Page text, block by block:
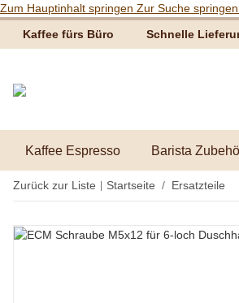
Zum Hauptinhalt springen Zur Suche springen
Kaffee fürs Büro
Schnelle
Kaffee Espresso Barista
Zurück zur Liste Startseite Ersatzteile